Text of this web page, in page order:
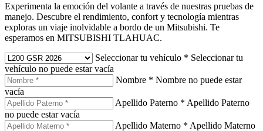
Experimenta la emoción del volante a través de nuestras pruebas de
manejo. Descubre el rendimiento, confort y tecnología mientras
exploras un viaje inolvidable a bordo de un Mitsubishi. Te
esperamos en MITSUBISHI TLAHUAC.
Seleccionar tu vehículo * Seleccionar tu
vehículo no puede estar vacía
Nombre * Nombre no puede estar
vacía
Apellido Paterno * Apellido Paterno
no puede estar vacía
Apellido Materno * Apellido Materno